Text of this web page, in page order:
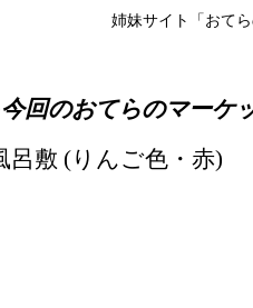
姉妹サイト「おてら
回のおてらのマーケ
敷 (りんご色・赤)